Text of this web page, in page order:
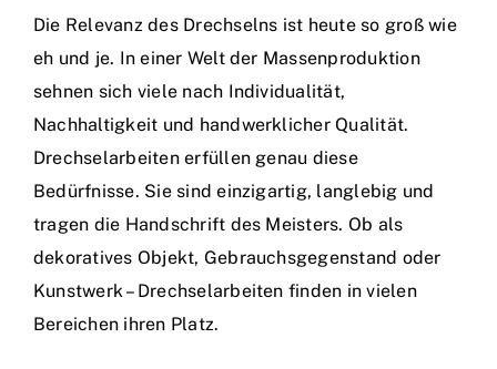
Die Relevanz des Drechselns ist heute so groß wie
eh und je. In einer Welt der Massenproduktion
sehnen sich viele nach Individualität,
Nachhaltigkeit und handwerklicher Qualität.
Drechselarbeiten erfüllen genau diese
Bedürfnisse. Sie sind einzigartig, langlebig und
tragen die Handschrift des Meisters. Ob als
dekoratives Objekt, Gebrauchsgegenstand oder
Kunstwerk – Drechselarbeiten finden in vielen
Bereichen ihren Platz.